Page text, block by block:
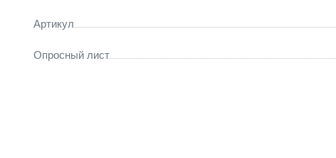
Артикул
Опросный лист